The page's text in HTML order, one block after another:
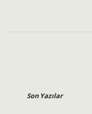
Son Yazılar